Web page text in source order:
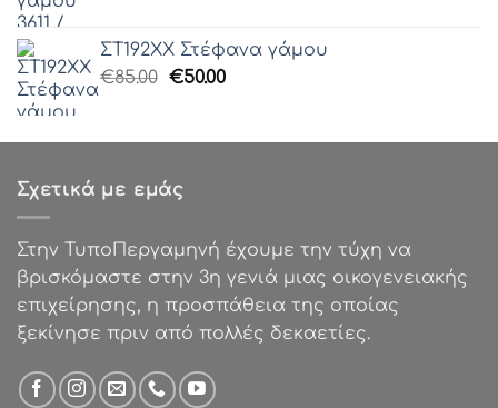
€2.17.είναι:
€1.61.
ΣΤ192ΧΧ Στέφανα γάμου
€85.00 Original
€85.00.
€50.00Η
είναι:
Σχετικά με εμάς
Στην ΤυποΠεργαμηνή έχουμε την τύχη να
βρισκόμαστε στην 3η γενιά μιας οικογενειακής
επιχείρησης, η προσπάθεια της οποίας
ξεκίνησε πριν από πολλές δεκαετίες.